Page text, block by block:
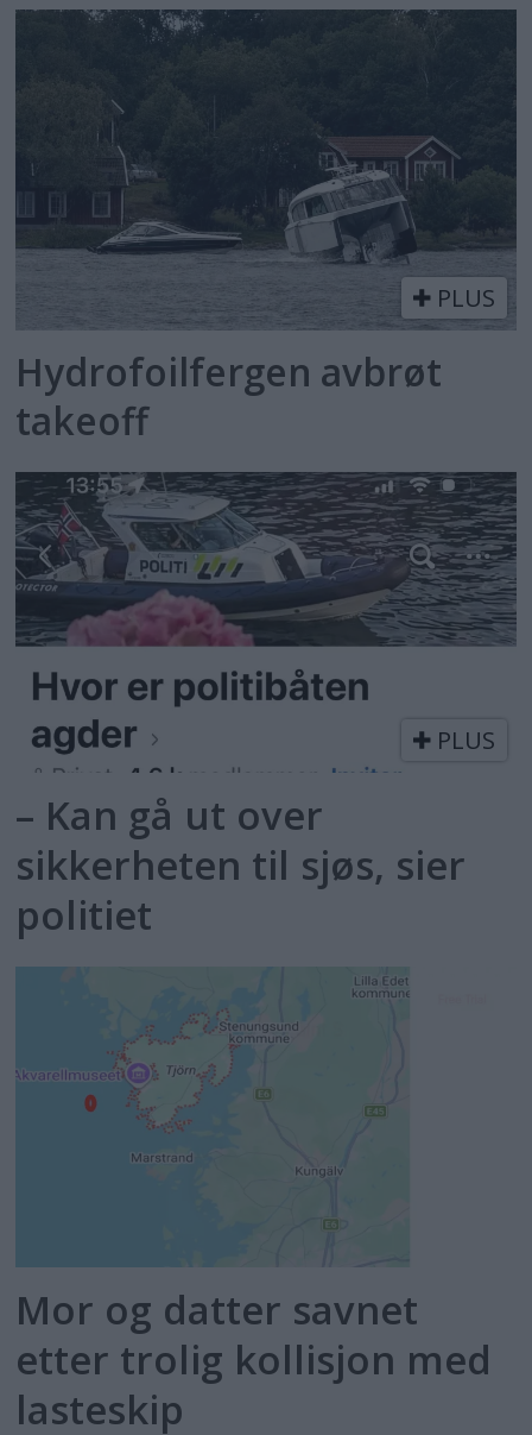
PLUS
Hydrofoilfergen avbrøt
takeoff
PLUS
– Kan gå ut over
sikkerheten til sjøs, sier
politiet
Mor og datter savnet
etter trolig kollisjon med
lasteskip